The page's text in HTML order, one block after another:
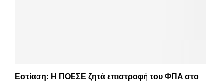
Εστίαση: Η ΠΟΕΣΕ ζητά επιστροφή του ΦΠΑ στο